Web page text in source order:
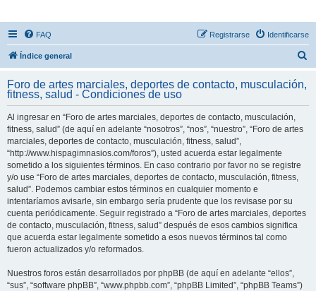
FAQ Identificarse
Registrarse
Índice general
c
Foro de artes marciales, deportes de contacto, musculación,
fitness, salud - Condiciones de uso
Al ingresar en “Foro de artes marciales, deportes de contacto, musculación,
fitness, salud” (de aquí en adelante “nosotros”, “nos”, “nuestro”, “Foro de artes
marciales, deportes de contacto, musculación, fitness, salud”,
“http://www.hispagimnasios.com/foros”), usted acuerda estar legalmente
sometido a los siguientes términos. En caso contrario por favor no se registre
y/o use “Foro de artes marciales, deportes de contacto, musculación, fitness,
salud”. Podemos cambiar estos términos en cualquier momento e
intentaríamos avisarle, sin embargo sería prudente que los revisase por su
cuenta periódicamente. Seguir registrado a “Foro de artes marciales, deportes
de contacto, musculación, fitness, salud” después de esos cambios significa
que acuerda estar legalmente sometido a esos nuevos términos tal como
fueron actualizados y/o reformados.
Nuestros foros están desarrollados por phpBB (de aquí en adelante “ellos”,
“sus”, “software phpBB”, “www.phpbb.com”, “phpBB Limited”, “phpBB Teams”)